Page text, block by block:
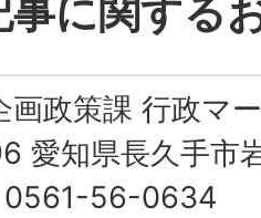
事に関する
画政策課 行政マ
愛知県長久手市
0561-56-0634